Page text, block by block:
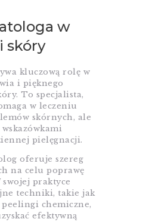
w
skóry
kluczową rolę w
i pięknego
To specjalista,
w leczeniu
skórnych, ale
wskazówkami
pielęgnacji.
oferuje szereg
na celu poprawę
praktyce
techniki, takie jak
chemiczne,
efektywną